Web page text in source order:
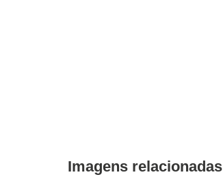
Imagens relacionadas